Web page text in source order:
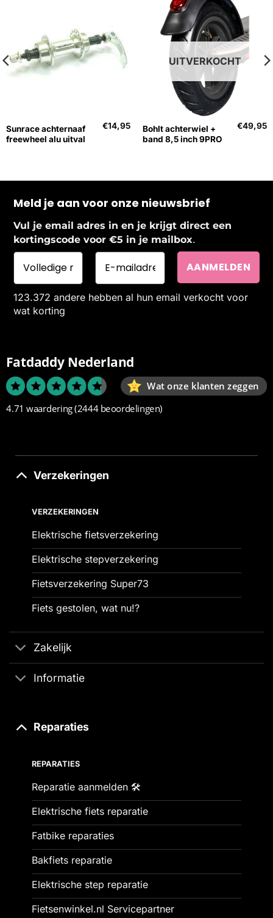
Sunrace achternaaf
freewheel alu uitval
€14,95
UITVERKOCHT
Bohlt achterwiel +
band 8,5 inch 9PRO
€49,95
Meld je aan voor onze nieuwsbrief
Vul je email adres in en je krijgt direct een
kortingscode voor €5 in je mailbox.
123.372 andere hebben al hun email verkocht voor
wat korting
Fatdaddy Nederland
Wat onze klanten zeggen
4.71 waardering(2444 beoordelingen)
Verzekeringen
VERZEKERINGEN
Elektrische fietsverzekering
Elektrische stepverzekering
Fietsverzekering Super73
Fiets gestolen, wat nu!?
Zakelijk
Informatie
Reparaties
REPARATIES
Reparatie aanmelden 🛠️
Elektrische fiets reparatie
Fatbike reparaties
Bakfiets reparatie
Elektrische step reparatie
Fietsenwinkel.nl Servicepartner